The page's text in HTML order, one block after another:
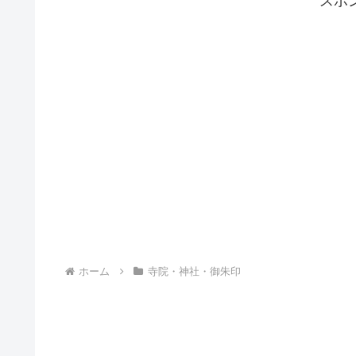
ホーム 寺院・神社・御朱印